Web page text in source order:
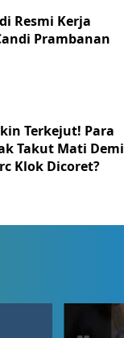
Resmi Kerja
Prambanan
Terkejut! Para
Takut Mati Demi
Klok Dicoret?